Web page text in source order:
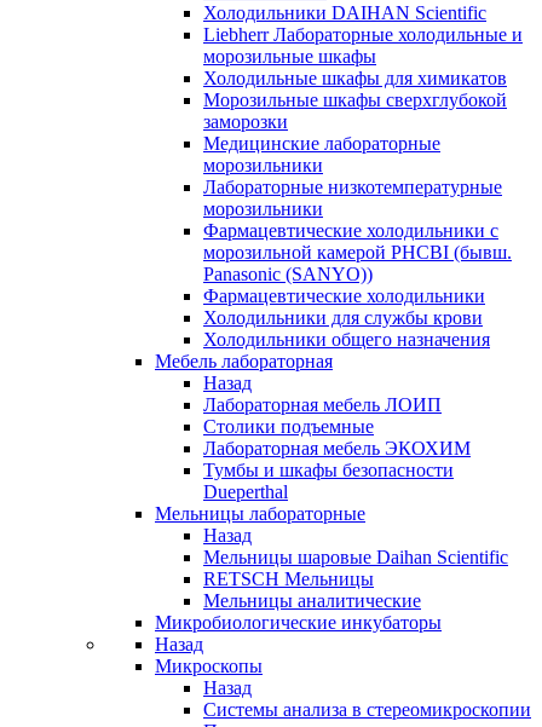
Холодильники DAIHAN Scientific
Liebherr Лабораторные холодильные и
морозильные шкафы
Холодильные шкафы для химикатов
Морозильные шкафы сверхглубокой
заморозки
Медицинские лабораторные
морозильники
Лабораторные низкотемпературные
морозильники
Фармацевтические холодильники с
морозильной камерой PHCBI (бывш.
Panasonic (SANYO))
Фармацевтические холодильники
Холодильники для службы крови
Холодильники общего назначения
Мебель лабораторная
Назад
Лабораторная мебель ЛОИП
Столики подъемные
Лабораторная мебель ЭКОХИМ
Тумбы и шкафы безопасности
Dueperthal
Мельницы лабораторные
Назад
Мельницы шаровые Daihan Scientific
RETSCH Мельницы
Мельницы аналитические
Микробиологические инкубаторы
Назад
Микроскопы
Назад
Системы анализа в стереомикроскопии